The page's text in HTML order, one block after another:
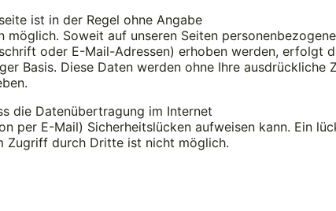
ist in der Regel ohne Angabe
möglich. Soweit auf unseren Seiten
oder E-Mail-Adressen) erhoben werden, erfolgt
Basis. Diese Daten werden ohne Ihre ausdrückliche
die Datenübertragung im Internet
per E-Mail) Sicherheitslücken aufweisen kann. Ein
Zugriff durch Dritte ist nicht möglich.